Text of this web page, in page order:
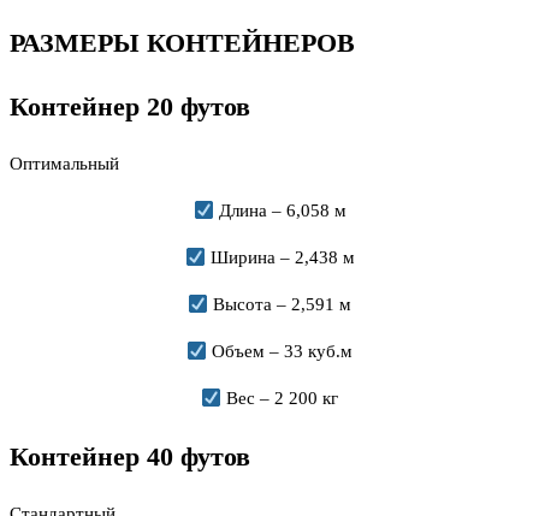
РАЗМЕРЫ КОНТЕЙНЕРОВ
Контейнер 20 футов
Оптимальный
Длина – 6,058 м
Ширина – 2,438 м
Высота – 2,591 м
Объем – 33 куб.м
Вес – 2 200 кг
Контейнер 40 футов